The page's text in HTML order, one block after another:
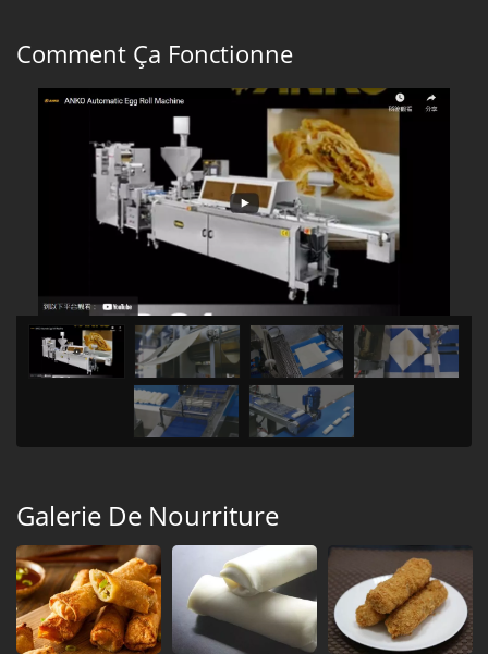
Comment Ça Fonctionne
Galerie De Nourriture